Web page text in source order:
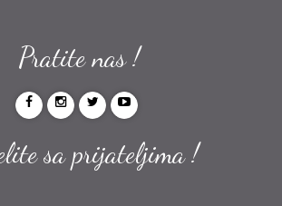
Pratite nas !
sa prijateljima !